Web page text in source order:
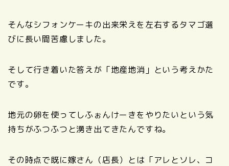
そんなシフォンケーキの出来栄えを左右するタマゴ選
びに長い間苦慮しました。
そして行き着いた答えが「地産地消」という考えかた
です。
地元の卵を使ってしふぉんけーきをやりたいという気
持ちがふつふつと湧き出てきたんですね。
その時点で既に嫁さん（店長）とは「アレとソレ、コ